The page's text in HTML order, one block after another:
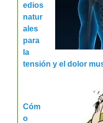
edios
natur
ales
para
la
tensión y el dolor
Cóm
o